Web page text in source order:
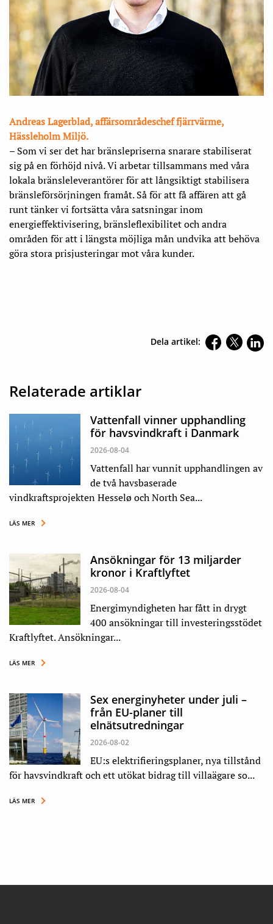
Andreas Lagerblad, affärsområdeschef fjärrvärme,
Hässleholm Miljö.
– Som vi ser det har bränslepriserna snarare stabiliserat
sig på en förhöjd nivå. Vi arbetar tillsammans med våra
lokala bränsleleverantörer för att långsiktigt stabilisera
bränsleförsörjningen framåt. Så för att få affären att gå
runt tänker vi fortsätta våra satsningar inom
energieffektivisering, bränsleflexibilitet och andra
områden för att i längsta möjliga mån undvika att behöva
göra stora prisjusteringar mot våra kunder.
Dela artikel:
Relaterade artiklar
Vattenfall vinner upphandling
för havsvindkraft i Danmark
2026-08-04
Vattenfall har vunnit upphandlingen av
de två havsbaserade
vindkraftsprojekten Hesselø och North Sea...
LÄS MER
Ansökningar för 13 miljarder
kronor i Kraftlyftet
2026-08-04
Energimyndigheten har fått in drygt
400 ansökningar till investeringsstödet
Kraftlyftet. Ansökningar...
LÄS MER
Sex energinyheter under juli –
från EU-planer till
elnätsutredningar
2026-08-02
EU:s elektrifieringsplaner, nya tillstånd
för havsvindkraft och ett utökat bidrag till villaägare so...
LÄS MER